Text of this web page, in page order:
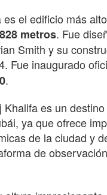
es el edificio más
828 metros. Fue
Smith y su
Fue inaugurado
.
Khalifa es un
ya que ofrece
de la ciudad y
de